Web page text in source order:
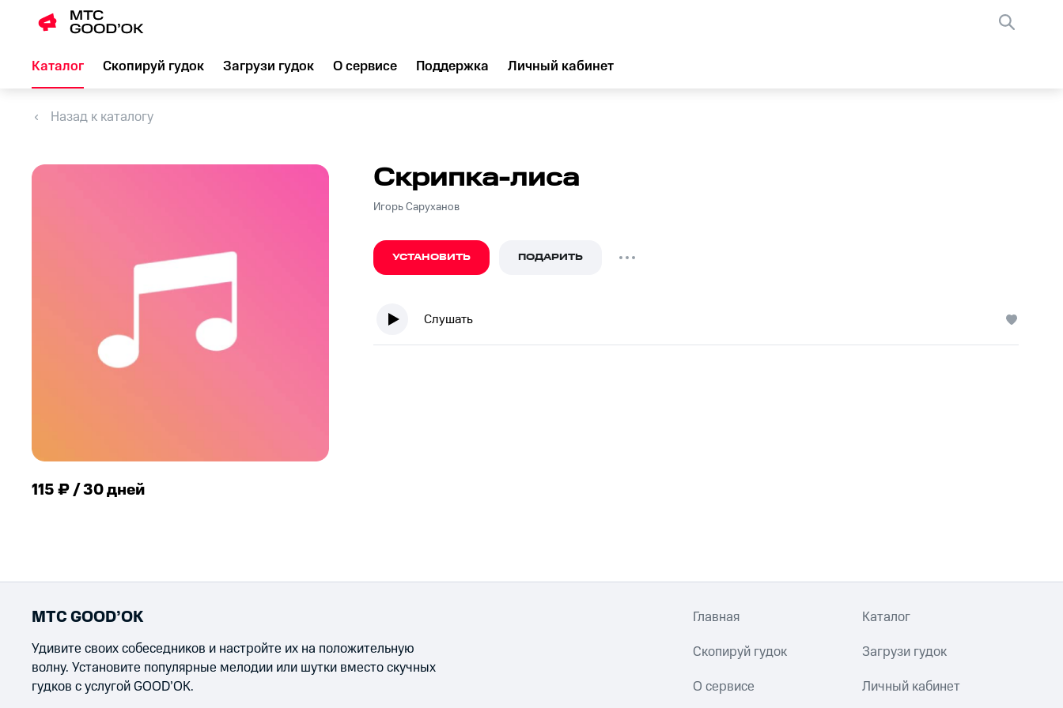
Каталог Скопируй гудок Загрузи гудок О сервисе Поддержка Личный кабинет
Назад к каталогу
115 ₽ / 30 дней
Скрипка-лиса
Игорь Саруханов
УСТАНОВИТЬ ПОДАРИТЬ
Слушать
МТС GOOD’OK
Удивите своих собеседников и настройте их на положительную
волну. Установите популярные мелодии или шутки вместо скучных
гудков с услугой GOOD’OK.
Главная Каталог
Скопируй гудок Загрузи гудок
О сервисе Личный кабинет